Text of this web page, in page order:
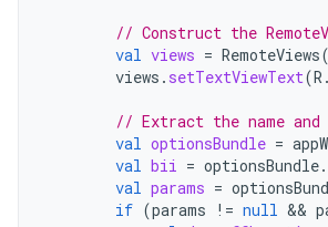
// Construct the
val views = RemoteViews(
views . setTextViewText(R .
// Extract the name
val optionsBundle =
val bii = optionsBundle.
val params =
if (params != null &&